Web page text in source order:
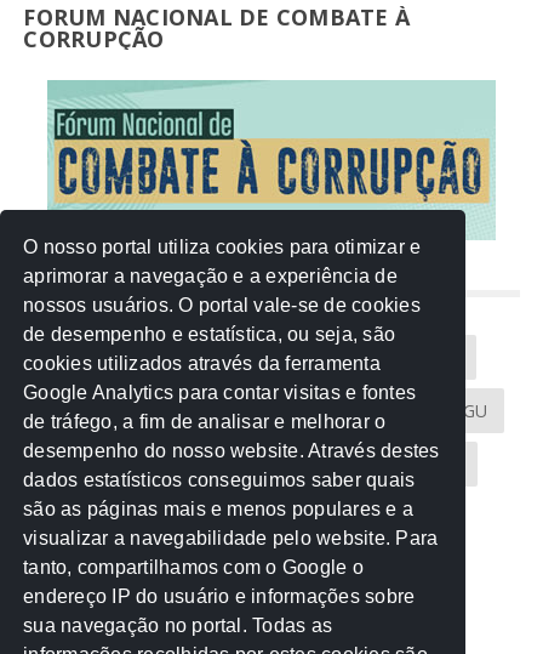
FORUM NACIONAL DE COMBATE À
CORRUPÇÃO
NUVEM DE TAGS
Acontece na Rede AGU AMM
Atricon Audicom CAU-MT CGU
CREA-MT Eventos MPC-MT MPE-MT
MPF Notícias PF PGE-MT PGR
Receita Federal Sem categoria
TCE-MT TCU TRE
O nosso portal utiliza cookies para otimizar e
aprimorar a navegação e a experiência de
nossos usuários. O portal vale-se de cookies
de desempenho e estatística, ou seja, são
cookies utilizados através da ferramenta
Google Analytics para contar visitas e fontes
de tráfego, a fim de analisar e melhorar o
desempenho do nosso website. Através destes
dados estatísticos conseguimos saber quais
são as páginas mais e menos populares e a
visualizar a navegabilidade pelo website. Para
tanto, compartilhamos com o Google o
endereço IP do usuário e informações sobre
sua navegação no portal. Todas as